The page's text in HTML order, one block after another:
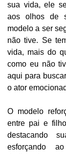
sua vida, ele
aos olhos de
modelo a ser
não tive. Se
vida, mais do
como eu não
aqui para
o ator
O modelo
entre pai e
destacando
esforçando